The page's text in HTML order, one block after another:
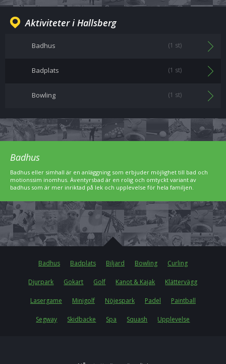
Aktiviteter i Hallsberg
Badhus (1 st)
Badplats (1 st)
Bowling (1 st)
Badhus
Badhus eller simhall är en anläggning som erbjuder möjlighet till bad och
motionssim inomhus. Äventyrsbad är en rolig och omtyckt variant av
badhus som är mer inriktad på lek och upplevelse för hela familjen.
Badhus Badplats Biljard Bowling Curling
Djurpark Gokart Golf Kanot & Kajak Klättervägg
Lasergame Minigolf Nöjespark Padel Paintball
Segway Skidbacke Spa Squash Upplevelse